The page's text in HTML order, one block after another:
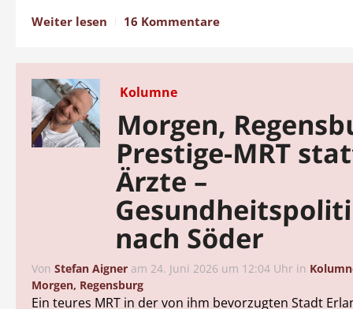
Weiter lesen 16 Kommentare
Kolumne
Morgen,
Prestige-MRT
Ärzte –
nach Söder
Von Stefan Aigner am 24. Juni 2026 um 12:04 Uhr in
Morgen, Regensburg
Ein teures MRT in der von ihm bevorzugten Stadt